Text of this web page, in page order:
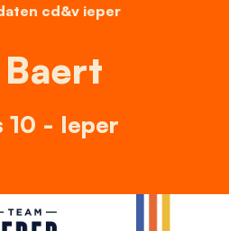
cd&v ieper
10 - Ieper